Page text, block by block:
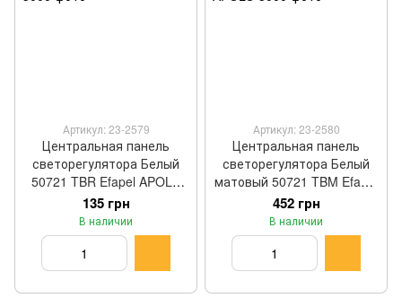
Артикул: 23-2579
Центральная панель
светорегулятора Белый
50721 TBR Efapel APOLO
5000
135 грн
В наличии
Артикул: 23-2580
Центральная панель
светорегулятора Белый
матовый 50721 TBM Efapel
APOLO 5000
452 грн
В наличии